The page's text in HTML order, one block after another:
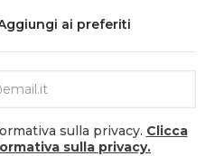
ai preferiti
sulla privacy. Clicca
sulla privacy.